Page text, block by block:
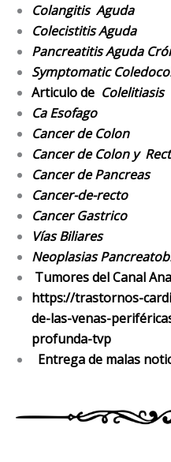
Colangitis Aguda
Colecistitis Aguda
Pancreatitis Aguda
Symptomatic
Articulo de Colelitiasis
Ca Esofago
Cancer de Colon
Cancer de Colon y
Cancer de Pancreas
Cancer-de-recto
Cancer Gastrico
Vías Biliares
Neoplasias
Tumores del Canal
https://trastornos-
de-las-venas-
profunda-tvp
Entrega de malas